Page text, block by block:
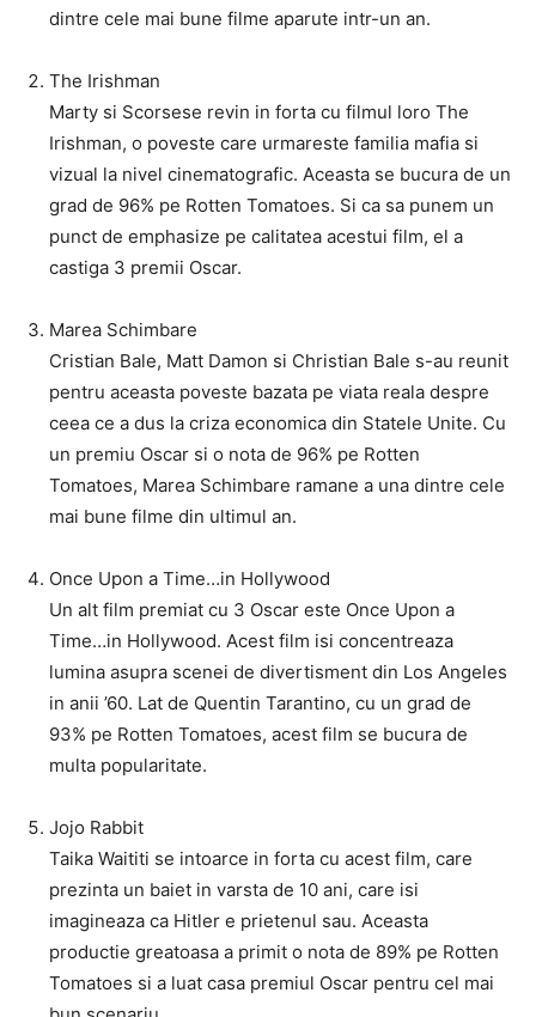
dintre cele mai bune filme aparute intr-un an.
The Irishman
Marty si Scorsese revin in forta cu filmul loro The
Irishman, o poveste care urmareste familia mafia si
vizual la nivel cinematografic. Aceasta se bucura de un
grad de 96% pe Rotten Tomatoes. Si ca sa punem un
punct de emphasize pe calitatea acestui film, el a
castiga 3 premii Oscar.
Marea Schimbare
Cristian Bale, Matt Damon si Christian Bale s-au reunit
pentru aceasta poveste bazata pe viata reala despre
ceea ce a dus la criza economica din Statele Unite. Cu
un premiu Oscar si o nota de 96% pe Rotten
Tomatoes, Marea Schimbare ramane a una dintre cele
mai bune filme din ultimul an.
Once Upon a Time…in Hollywood
Un alt film premiat cu 3 Oscar este Once Upon a
Time…in Hollywood. Acest film isi concentreaza
lumina asupra scenei de divertisment din Los Angeles
in anii ’60. Lat de Quentin Tarantino, cu un grad de
93% pe Rotten Tomatoes, acest film se bucura de
multa popularitate.
Jojo Rabbit
Taika Waititi se intoarce in forta cu acest film, care
prezinta un baiet in varsta de 10 ani, care isi
imagineaza ca Hitler e prietenul sau. Aceasta
productie greatoasa a primit o nota de 89% pe Rotten
Tomatoes si a luat casa premiul Oscar pentru cel mai